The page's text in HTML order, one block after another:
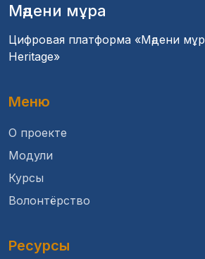
Мәдени мұра
Цифровая платформа «Мәдени
Heritage»
Меню
О проекте
Модули
Курсы
Волонтёрство
Ресурсы